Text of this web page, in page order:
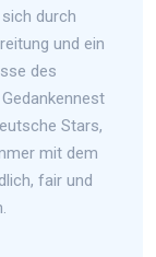
durch
und ein
des
Stars,
mit dem
fair und